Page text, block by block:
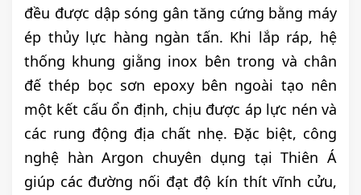
đều được dập sóng gân tăng cứng bằng máy
ép thủy lực hàng ngàn tấn. Khi lắp ráp, hệ
thống khung giằng inox bên trong và chân
đế thép bọc sơn epoxy bên ngoài tạo nên
một kết cấu ổn định, chịu được áp lực nén và
các rung động địa chất nhẹ. Đặc biệt, công
nghệ hàn Argon chuyên dụng tại Thiên Á
giúp các đường nối đạt độ kín thít vĩnh cửu,